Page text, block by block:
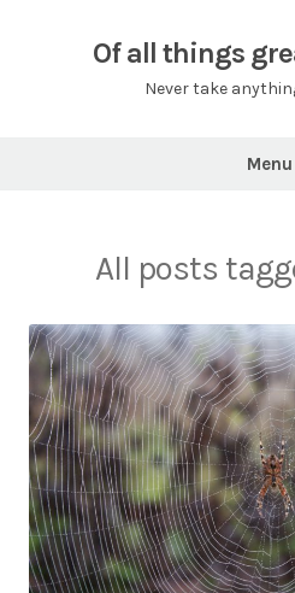
Of all things
Never take
Menu
All posts